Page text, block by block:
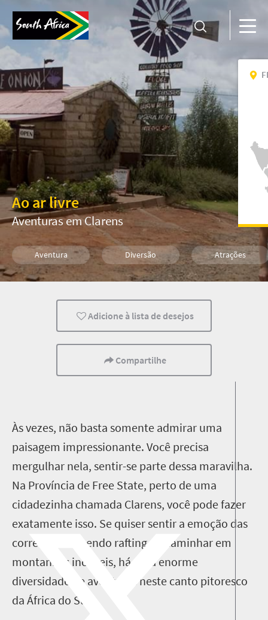
Ao ar livre
Aventuras em Clarens
Aventura Diversão Atrações
Charme de cidadezinha
Adicione à lista de desejos
Compartilhe
Às vezes, não basta somente admirar uma
paisagem impressionante. Você precisa
mergulhar nela, sentir-se parte dessa maravilha.
Na Província de Free State, perto de uma
cidadezinha chamada Clarens, você pode fazer
exatamente isso. Se quiser sentir a emoção das
corredeiras fazendo rafting ou caminhar em
montanhas incríveis, há uma enorme
diversidade de aventuras neste canto pitoresco
da África do Sul.